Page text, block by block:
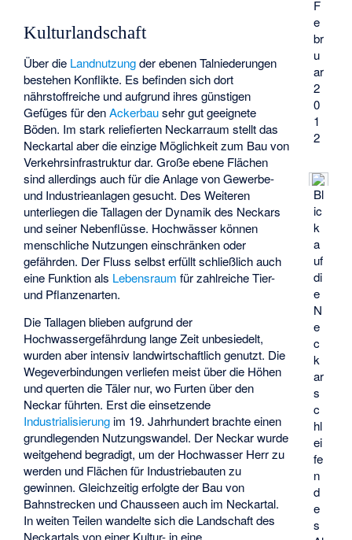
F
e
br
u
ar
2
0
1
2
Bl
ic
k
a
uf
di
e
N
e
c
k
ar
s
c
hl
ei
fe
n
d
e
s
Kulturlandschaft
Über die Landnutzungder ebenen Talniederungen
bestehen Konflikte. Es befinden sich dort
nährstoffreiche und aufgrund ihres günstigen
Gefüges für denAckerbausehr gut geeignete
Böden. Im stark reliefierten Neckarraum stellt das
Neckartal aber die einzige Möglichkeit zum Bau von
Verkehrsinfrastruktur dar. Große ebene Flächen
sind allerdings auch für die Anlage von Gewerbe-
und Industrieanlagen gesucht. Des Weiteren
unterliegen die Tallagen der Dynamik des Neckars
und seiner Nebenflüsse. Hochwässer können
menschliche Nutzungen einschränken oder
gefährden. Der Fluss selbst erfüllt schließlich auch
eine Funktion als Lebensraum für zahlreiche Tier-
und Pflanzenarten.
Die Tallagen blieben aufgrund der
Hochwassergefährdung lange Zeit unbesiedelt,
wurden aber intensiv landwirtschaftlich genutzt. Die
Wegeverbindungen verliefen meist über die Höhen
und querten die Täler nur, wo Furten über den
Neckar führten. Erst die einsetzende
Industrialisierung im 19. Jahrhundert brachte einen
grundlegenden Nutzungswandel. Der Neckar wurde
weitgehend begradigt, um der Hochwasser Herr zu
werden und Flächen für Industriebauten zu
gewinnen. Gleichzeitig erfolgte der Bau von
Bahnstrecken und Chausseen auch im Neckartal.
In weiten Teilen wandelte sich die Landschaft des
Neckartals von einer Kultur- in eine